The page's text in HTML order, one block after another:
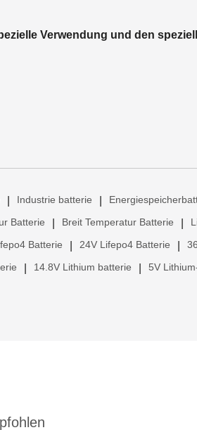
Verwendung und den
Industrie batterie
Batterie Breit Temperatur Batterie
Batterie 24V Lifepo4 Batterie
14.8V Lithium batterie 5V